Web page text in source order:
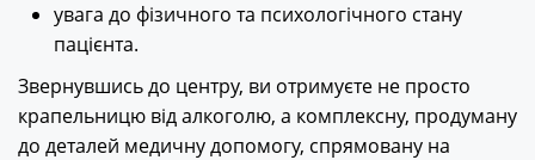
увага до фізичного та психологічного стану
пацієнта.
Звернувшись до центру, ви отримуєте не просто
крапельницю від алкоголю, а комплексну, продуману
до деталей медичну допомогу, спрямовану на